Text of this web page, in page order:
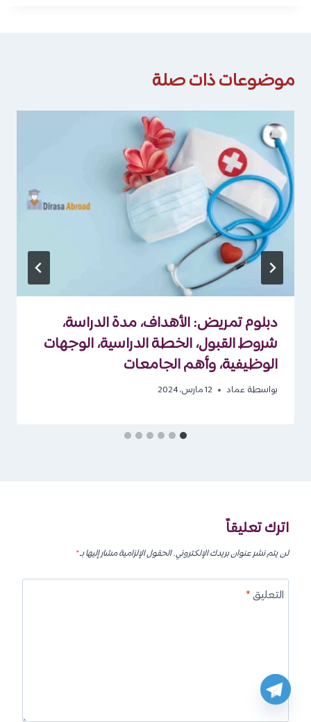
متوسط رواتب التمريض في البحرين:
تختلف الرواتب بحسب المؤهل والخبرة وجهة العمل.
متوسط الرواتب الشهرية:
المستوى الوظيفي
متوسط الراتب
حديث التخرج
700 – 1,000 دينار بحريني
خبرة متوسطة
1,000 – 1,500 دينار بحريني
خبرة عالية
المناصب الإدارية والإشرافية
قد تتجاوز 3,000 دينار بحريني
نصائح مهمة للراغبين في دراسة التمريض
في البحرين:
الاستفادة من المنح الدراسية المتاحة إن وجدت.
اقرأ المزيد:دراسة التمريض في ماليزيا
نعم، العديد من برامج التمريض في البحرين معتمدة ومعترف بها
إقليميًا ودوليًا وفقًا للجامعة والبرنامج.